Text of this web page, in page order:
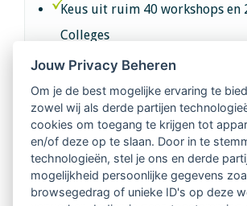
Keus uit ruim 40 workshops en
Colleges
Intervisie met geregistreerde
Netwerk van 2100
regio's
Vindbaar voor opdrachtgevers
Jouw Privacy Beheren
Om je de best mogelijke ervaring te
zowel wij als derde partijen
cookies om toegang te krijgen tot
en/of deze op te slaan. Door in te
technologieën, stel je ons en derde
mogelijkheid persoonlijke gegevens
browsegedrag of unieke ID's op deze